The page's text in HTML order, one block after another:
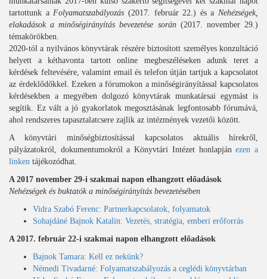
tartottunk aFolyamatszabályozás (2017. február 22.) és a Nehézségek,
elakadások a minőségirányítás bevezetése során(2017. november 29.)
témakörökben.
2020-tól a nyilvános könyvtárak részére biztosított személyes konzultáció
helyett a kéthavonta tartott online megbeszéléseken adunk teret a
kérdések feltevésére, valamint email és telefon útján tartjuk a kapcsolatot
az érdeklődőkkel. Ezeken a fórumokon a minőségirányítással kapcsolatos
kérdésekben a megyében dolgozó könyvtárak munkatársai egymást is
segítik. Ez vált a jó gyakorlatok megosztásának legfontosabb fórumává,
ahol rendszeres tapasztalatcsere zajlik az intézmények vezetői között.
A könyvtári minőségbiztosítással kapcsolatos aktuális hírekről,
pályázatokról, dokumentumokról a Könyvtári Intézet honlapjánezen a
linken tájékozódhat.
A 2017 november 29-i szakmai napon elhangzott előadások
Nehézségek és buktatók a minőségirányítás bevezetésében
Vidra Szabó Ferenc: Partnerkapcsolatok, folyamatok
Sohajdáné Bajnok Katalin: Vezetés, stratégia, emberi erőforrás
A 2017. február 22-i szakmai napon elhangzott előadások
Bajnok Tamara: Kell ez nekünk?
Némedi Tivadarné: Folyamatszabályozás a ceglédi könyvtárban